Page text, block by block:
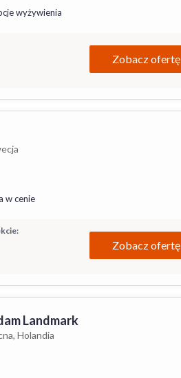
wyżywienia
Zobacz ofertę
w cenie
Zobacz ofertę
Landmark
Holandia